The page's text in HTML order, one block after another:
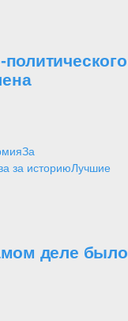
За
за историюЛучшие
деле было